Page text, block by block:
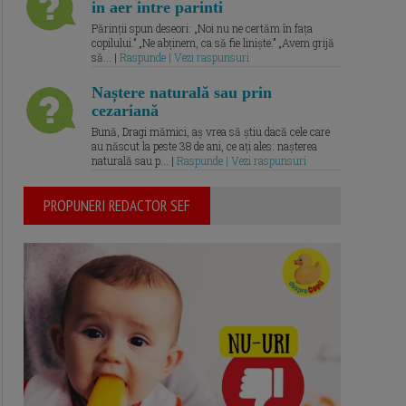
in aer intre parinti
Părinții spun deseori: „Noi nu ne certăm în fața
copilului.” „Ne abținem, ca să fie liniște.” „Avem grijă
să... | Raspunde | Vezi raspunsuri
Naștere naturală sau prin
cezariană
Bună, Dragi mămici, aș vrea să știu dacă cele care
au născut la peste 38 de ani, ce ați ales: nașterea
naturală sau p... | Raspunde | Vezi raspunsuri
PROPUNERI REDACTOR SEF